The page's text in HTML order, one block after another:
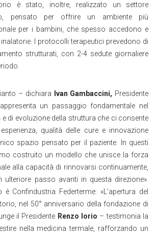
è stato, inoltre, realizzato un settore
pensato per offrire un ambiente più
per i bambini, che spesso accedono e
I protocolli terapeutici prevedono di
strutturati, con 2-4 sedute giornaliere
– dichiara Ivan Gambaccini, Presidente
un passaggio fondamentale nel
di evoluzione della struttura che ci consente
qualità delle cure e innovazione
spazio pensato per il paziente. In questi
costruito un modello che unisce la forza
alla capacità di rinnovarsi continuamente,
passo avanti in questa direzione».
Confindustria Federterme: «L’apertura del
nel 50° anniversario della fondazione di
il Presidente Renzo Iorio – testimonia la
nella medicina termale, rafforzando un